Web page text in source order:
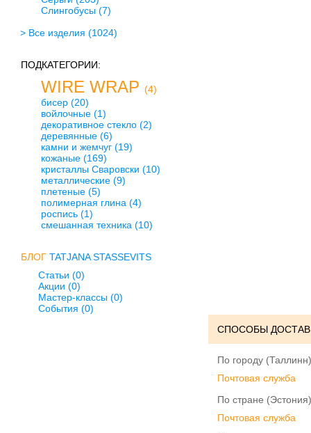
Слингобусы (7)
> Все изделия (1024)
ПОДКАТЕГОРИИ:
WIRE WRAP (4)
бисер (20)
войлочные (1)
декоративное стекло (2)
деревянные (6)
камни и жемчуг (19)
кожаные (169)
кристаллы Сваровски (10)
металлические (9)
плетеные (5)
полимерная глина (4)
роспись (1)
смешанная техника (10)
БЛОГ TATJANA STASSEVITS
Статьи (0)
Акции (0)
Мастер-классы (0)
События (0)
СПОСОБЫ
По городу
Почтовая служба
По стране
Почтовая служба